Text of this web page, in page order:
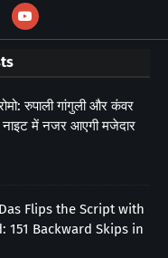
रुपाली गांगुली और कंवर
नाइट में नजर आएगी मजेदार
Flips the Script with
151 Backward Skips in